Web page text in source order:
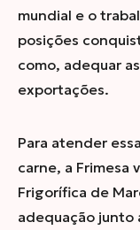
mundial e o
posições
como, adequar
exportações.
Para atender
carne, a Frimesa
Frigorífica de
adequação junto